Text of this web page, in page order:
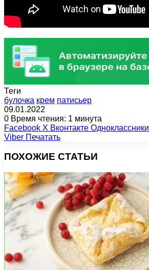
Теги
булочка крем патисьер
09.01.2022
0 Время чтения: 1 минута
Facebook X Вконтакте Одноклассники
Viber Печатать
ПОХОЖИЕ СТАТЬИ